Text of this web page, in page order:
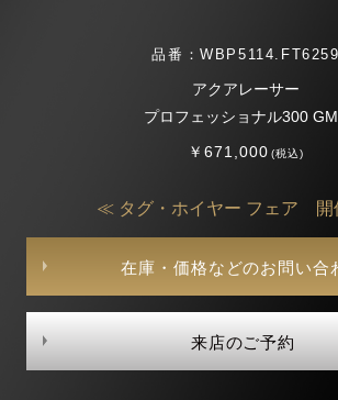
品番：WBP5114.FT6259
アクアレーサー
プロフェッショナル300
￥671,000(税込)
≪ タグ・ホイヤー フェア
在庫・価格などのお問い合
来店のご予約